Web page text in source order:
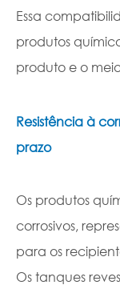
Essa
produtos
produto e o
Resistência à
prazo
Os produtos
corrosivos,
para os
Os tanques